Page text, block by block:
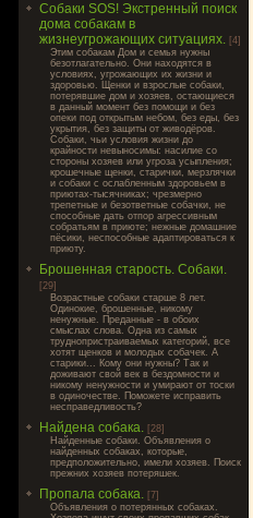
Собаки SOS! Экстренный поиск
дома собакам в
жизнеугрожающих ситуациях. [4]
Этим собакам Дом и семья нужны
безотлагательно. Они находятся в
условиях, угрожающих их жизни и
здоровью. Щенки и взрослые собаки,
потерявшие дом и хозяев, остающиеся
в данный момент без помощи и без
опеки под открытым небом, без еды, без
укрытия, без защиты от живодёров.
Собаки, чьи условия жизни до
крайности невыносимы: насилие со
стороны хозяев или угроза усыпления;
крошечные щенки, старички, мерзлячки
и собаки с ослабленным здоровьем в
приютах-тысячниках; чрезмерно
трепетные и безответные собачки, не
способные дать отпор агрессивным
собратьям в приюте; нежные домашние
пёсики, неспособные адаптироваться к
приюту.
Брошенная старость. Собаки.
[29]
Возрастные собаки старше 8 лет.
Одинокие, брошенные, никому
ненужные. Преданные - в обоих
смыслах слова. Одна из самых
труднопристраиваемых категорий, все
хотят щенков и молодых собачек. А
старики... Кому они нужны? Так и
доживают свой век в бездомности и
никому ненужности и умирают от тоски
в одиночестве. Поможете исправить
несправедливость?
Найдена собака. [28]
Найденные собаки. Объявления о
найденных собаках, которые,
предположительно, имели хозяев. Поиск
прежних хозяев потеряшек.
Пропала собака. [7]
Объявления о потерянных собаках.